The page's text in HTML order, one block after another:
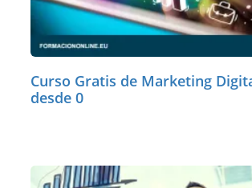
Curso Gratis de Marketing
desde 0